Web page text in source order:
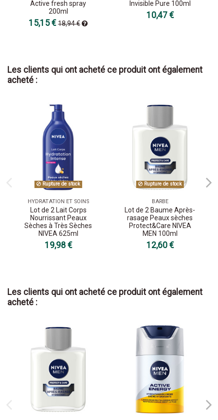
Active fresh spray
200ml
15,15 €18,94 €
Invisible Pure 100ml
10,47 €
Les clients qui ont acheté ce produit ont également
acheté :
Rupture de stock
HYDRATATION ET SOINS
Lot de 2 Lait Corps
Nourrissant Peaux
Sèches à Très Sèches
NIVEA 625ml
19,98 €
Rupture de stock
BARBE
Lot de 2 Baume Après-
rasage Peaux sèches
Protect&Care NIVEA
MEN 100ml
12,60 €
Les clients qui ont acheté ce produit ont également
acheté :